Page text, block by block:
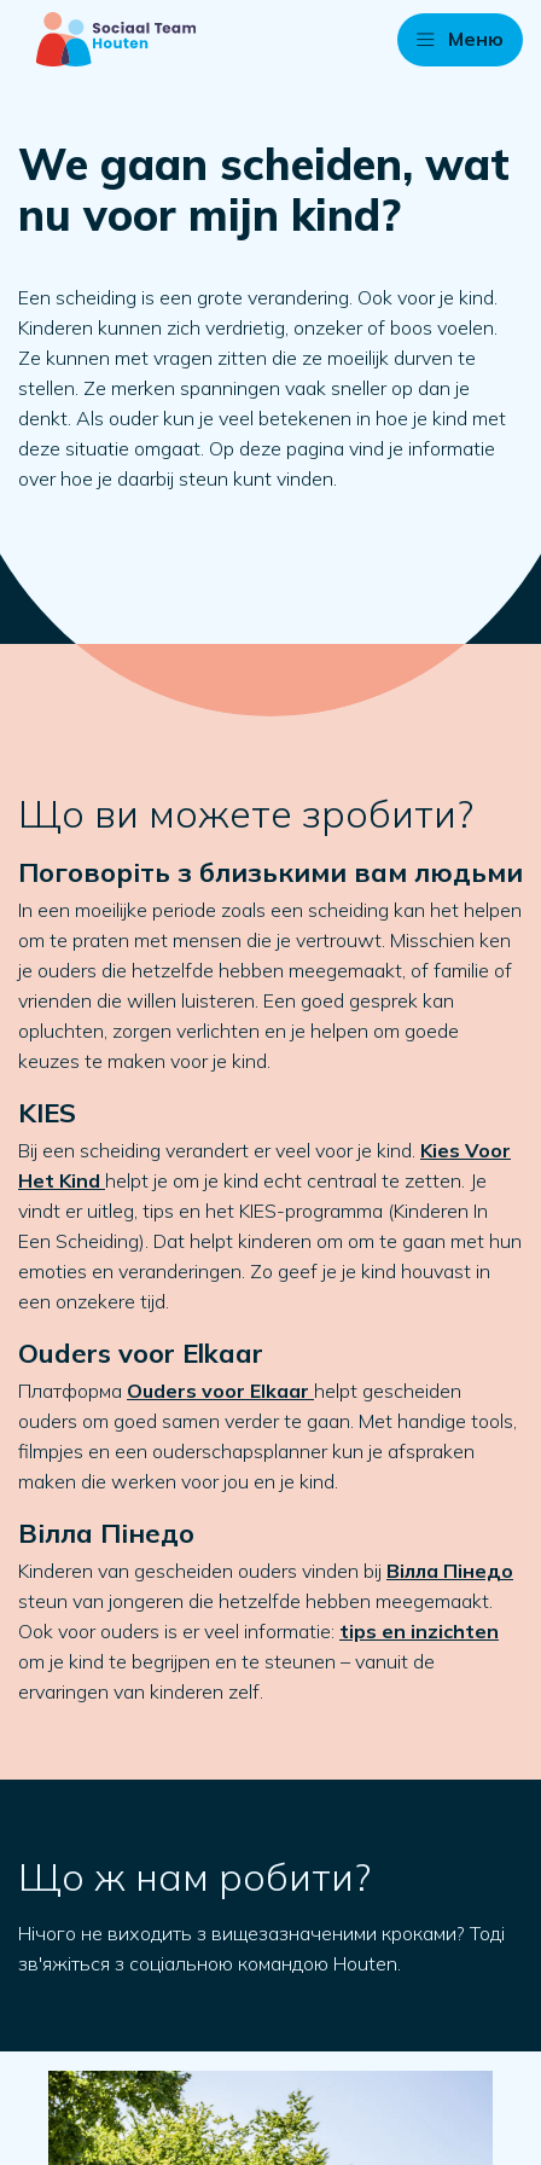
Меню
We gaan scheiden, wat
nu voor mijn kind?
Een scheiding is een grote verandering. Ook voor je kind.
Kinderen kunnen zich verdrietig, onzeker of boos voelen.
Ze kunnen met vragen zitten die ze moeilijk durven te
stellen. Ze merken spanningen vaak sneller op dan je
denkt. Als ouder kun je veel betekenen in hoe je kind met
deze situatie omgaat. Op deze pagina vind je informatie
over hoe je daarbij steun kunt vinden.
Що ви можете зробити?
Поговоріть з близькими вам людьми
In een moeilijke periode zoals een scheiding kan het helpen
om te praten met mensen die je vertrouwt. Misschien ken
je ouders die hetzelfde hebben meegemaakt, of familie of
vrienden die willen luisteren. Een goed gesprek kan
opluchten, zorgen verlichten en je helpen om goede
keuzes te maken voor je kind.
KIES
Bij een scheiding verandert er veel voor je kind. Kies Voor
Het Kind helpt je om je kind echt centraal te zetten. Je
vindt er uitleg, tips en het KIES-programma (Kinderen In
Een Scheiding). Dat helpt kinderen om om te gaan met hun
emoties en veranderingen. Zo geef je je kind houvast in
een onzekere tijd.
Ouders voor Elkaar
Платформа Ouders voor Elkaar helpt gescheiden
ouders om goed samen verder te gaan. Met handige tools,
filmpjes en een ouderschapsplanner kun je afspraken
maken die werken voor jou en je kind.
Вілла Пінедо
Kinderen van gescheiden ouders vinden bij Вілла Пінедо
steun van jongeren die hetzelfde hebben meegemaakt.
Ook voor ouders is er veel informatie: tips en inzichten
om je kind te begrijpen en te steunen – vanuit de
ervaringen van kinderen zelf.
Що ж нам робити?
Нічого не виходить з вищезазначеними кроками? Тоді
зв'яжіться з соціальною командою Houten.